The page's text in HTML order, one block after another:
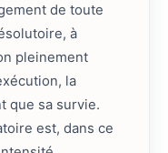
de toute
à
pleinement
la
que sa survie.
est, dans ce